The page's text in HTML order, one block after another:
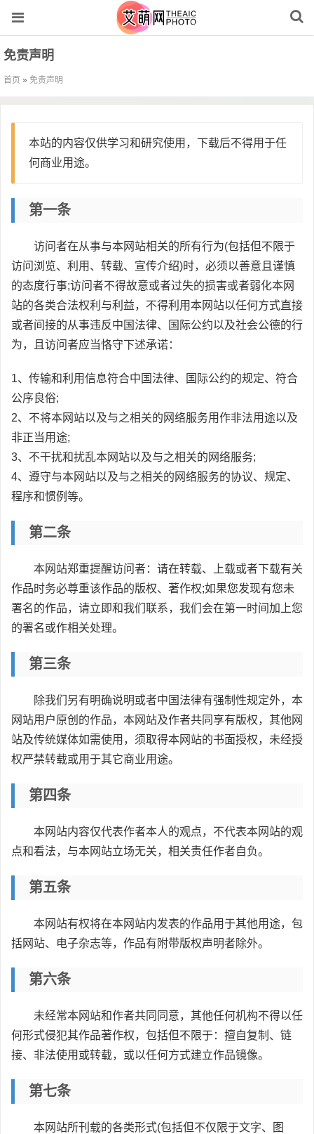
免责声明
首页 » 免责声明
本站的内容仅供学习和研究使用，下载后不得用于任
何商业用途。
第一条
访问者在从事与本网站相关的所有行为(包括但不限于
访问浏览、利用、转载、宣传介绍)时，必须以善意且谨慎
的态度行事;访问者不得故意或者过失的损害或者弱化本网
站的各类合法权利与利益，不得利用本网站以任何方式直接
或者间接的从事违反中国法律、国际公约以及社会公德的行
为，且访问者应当恪守下述承诺：
1、传输和利用信息符合中国法律、国际公约的规定、符合
公序良俗;
2、不将本网站以及与之相关的网络服务用作非法用途以及
非正当用途;
3、不干扰和扰乱本网站以及与之相关的网络服务;
4、遵守与本网站以及与之相关的网络服务的协议、规定、
程序和惯例等。
第二条
本网站郑重提醒访问者：请在转载、上载或者下载有关
作品时务必尊重该作品的版权、著作权;如果您发现有您未
署名的作品，请立即和我们联系，我们会在第一时间加上您
的署名或作相关处理。
第三条
除我们另有明确说明或者中国法律有强制性规定外，本
网站用户原创的作品，本网站及作者共同享有版权，其他网
站及传统媒体如需使用，须取得本网站的书面授权，未经授
权严禁转载或用于其它商业用途。
第四条
本网站内容仅代表作者本人的观点，不代表本网站的观
点和看法，与本网站立场无关，相关责任作者自负。
第五条
本网站有权将在本网站内发表的作品用于其他用途，包
括网站、电子杂志等，作品有附带版权声明者除外。
第六条
未经常本网站和作者共同同意，其他任何机构不得以任
何形式侵犯其作品著作权，包括但不限于：擅自复制、链
接、非法使用或转载，或以任何方式建立作品镜像。
第七条
本网站所刊载的各类形式(包括但不仅限于文字、图